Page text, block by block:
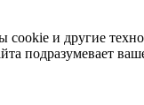
и другие
подразумевает